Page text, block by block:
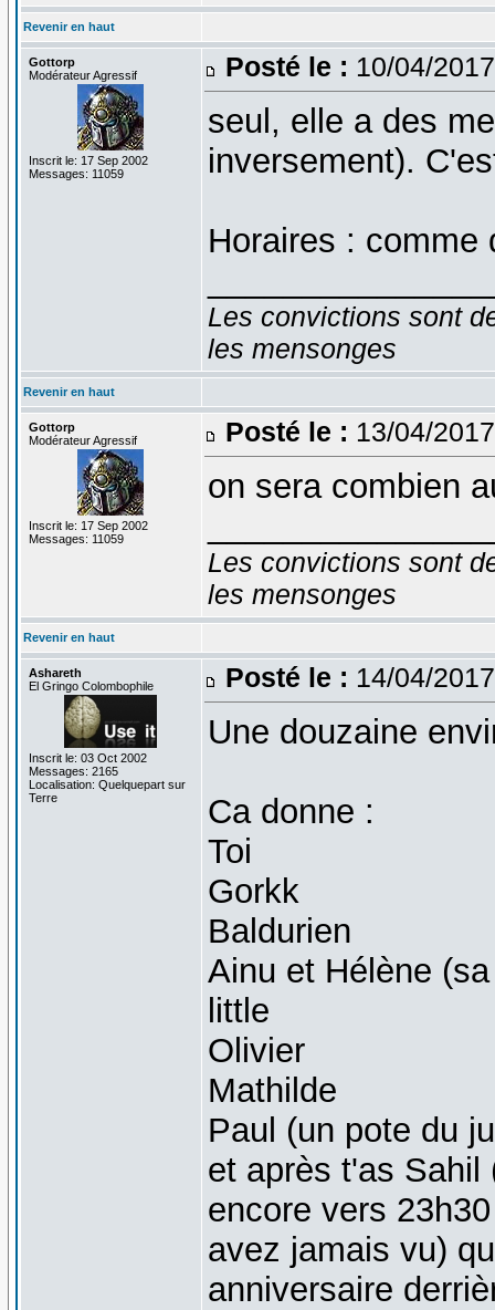
Revenir en haut
Gottorp
Modérateur Agressif
Inscrit le: 17 Sep 2002
Messages: 11059
Posté le : 10/04/
seul, elle a des
inversement).
Horaires : comme
Les convictions sont
les mensonges
Revenir en haut
Gottorp
Modérateur Agressif
Inscrit le: 17 Sep 2002
Messages: 11059
Posté le : 13/04/
on sera combien
Les convictions sont
les mensonges
Revenir en haut
Ashareth
El Gringo Colombophile
Inscrit le: 03 Oct 2002
Messages: 2165
Localisation: Quelquepart sur
Terre
Posté le : 14/04/
Une douzaine
Ca donne :
Toi
Gorkk
Baldurien
Ainu et Hélène
little
Olivier
Mathilde
Paul (un pote du
et après t'as Sahil
encore vers
avez jamais vu)
anniversaire